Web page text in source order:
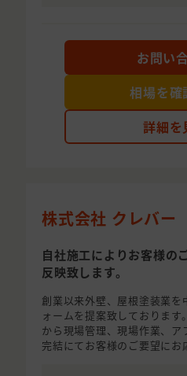
詳細を
お問い
相場を確
株式会社 クレバー
自社施工によりお客様の
反映致します。
創業以来外壁、屋根塗装業を
ォームを提案致しておりま
から現場管理、現場作業、ア
完結にてお客様のご要望にお